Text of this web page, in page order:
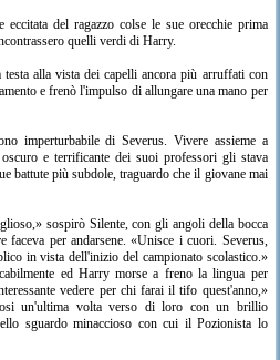
del ragazzo colse le sue orecchie prima
quelli verdi di Harry.
alla vista dei capelli ancora più arruffati con
e frenò l'impulso di allungare una mano per
imperturbabile di Severus. Vivere assieme a
e terrificante dei suoi professori gli stava
battute più subdole, traguardo che il giovane mai
sospirò Silente, con gli angoli della bocca
per andarsene. «Unisce i cuori. Severus,
in vista dell'inizio del campionato scolastico.»
ed Harry morse a freno la lingua per
vedere per chi farai il tifo quest'anno,»
un'ultima volta verso di loro con un brillio
sguardo minaccioso con cui il Pozionista lo